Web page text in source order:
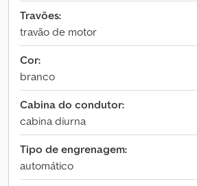
Travões:
travão de motor
Cor:
branco
Cabina do condutor:
cabina diurna
Tipo de engrenagem:
automático